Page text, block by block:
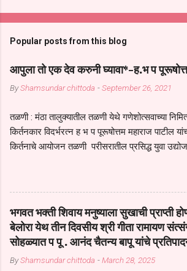
Popular posts from this blog
आपुला तो एक देव करुनी घ्यावा*-ह.भ प
ByShamsundar chittoda -September 26, 2021
तळणी : मंठा तालुक्यातील तळणी येथे गणेशोत्सवाच्या
किर्तनकार विदर्भरत्न ह भ प पूरूषोत्तम महाराज पाटील
किर्तनाचे आयोजन तळणी परीसरातील प्रसिद्ध युवा
तुकाराम महाराज यांच्या *आपुला तो एक देव करुनी
नोहे* *येरती माईक दुःखाची जनीती* *नाही आदी अंती
सुंदर निरूपण केले सध्य स्थितीचा काळ हा मानव जातीच्या
धर्ममंडपात बसलेली लोक ही खरच भाग्यवान आहेत कोरोना
जिवंत आहोत या महामारीतून जर आपल्याला वाचायचे असेल
आधार आपल्याला घ्यावाच लागेल महामारीच्या काळात
आधार आहे सध्य स्थितीत मानव जातीची मानसीक
भगवत भक्ती शिवाय मनुष्याला सुखाची प्राप्ती
बेलोरा येथ तीन दिवसीय श्री गीता रामायण
सोहळ्यात प पू . आनंद चैतन्य बापू यांचे
ByShamsundar chittoda -March 28, 2025